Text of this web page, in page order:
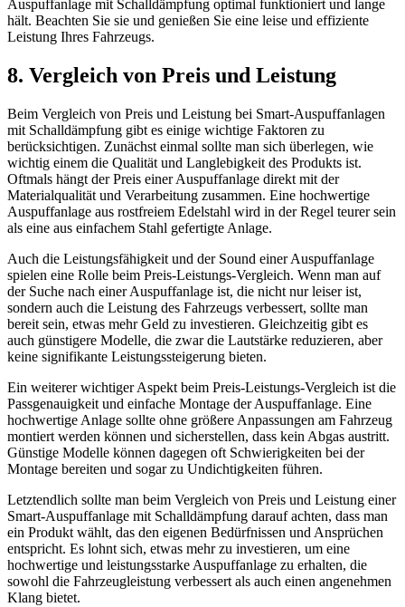
Auspuffanlage mit Schalldämpfung optimal funktioniert und lange
hält. Beachten Sie sie und genießen Sie eine leise und effiziente
Leistung Ihres Fahrzeugs.
8. Vergleich von Preis und Leistung
Beim Vergleich von Preis und Leistung bei Smart-Auspuffanlagen
mit Schalldämpfung gibt es einige wichtige Faktoren zu
berücksichtigen. Zunächst einmal sollte man sich überlegen, wie
wichtig einem die Qualität und Langlebigkeit des Produkts ist.
Oftmals hängt der Preis einer Auspuffanlage direkt mit der
Materialqualität und Verarbeitung zusammen. Eine hochwertige
Auspuffanlage aus rostfreiem Edelstahl wird in der Regel teurer sein
als eine aus einfachem Stahl gefertigte Anlage.
Auch die Leistungsfähigkeit und der Sound einer Auspuffanlage
spielen eine Rolle beim Preis-Leistungs-Vergleich. Wenn man auf
der Suche nach einer Auspuffanlage ist, die nicht nur leiser ist,
sondern auch die Leistung des Fahrzeugs verbessert, sollte man
bereit sein, etwas mehr Geld zu investieren. Gleichzeitig gibt es
auch günstigere Modelle, die zwar die Lautstärke reduzieren, aber
keine signifikante Leistungssteigerung bieten.
Ein weiterer wichtiger Aspekt beim Preis-Leistungs-Vergleich ist die
Passgenauigkeit und einfache Montage der Auspuffanlage. Eine
hochwertige Anlage sollte ohne größere Anpassungen am Fahrzeug
montiert werden können und sicherstellen, dass kein Abgas austritt.
Günstige Modelle können dagegen oft Schwierigkeiten bei der
Montage bereiten und sogar zu Undichtigkeiten führen.
Letztendlich sollte man beim Vergleich von Preis und Leistung einer
Smart-Auspuffanlage mit Schalldämpfung darauf achten, dass man
ein Produkt wählt, das den eigenen Bedürfnissen und Ansprüchen
entspricht. Es lohnt sich, etwas mehr zu investieren, um eine
hochwertige und leistungsstarke Auspuffanlage zu erhalten, die
sowohl die Fahrzeugleistung verbessert als auch einen angenehmen
Klang bietet.